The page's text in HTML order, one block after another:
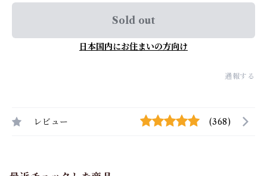
Sold out
日本国内にお住まいの方向け
通報する
レビュー (368)